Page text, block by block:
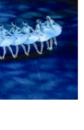
悦读
上市公司